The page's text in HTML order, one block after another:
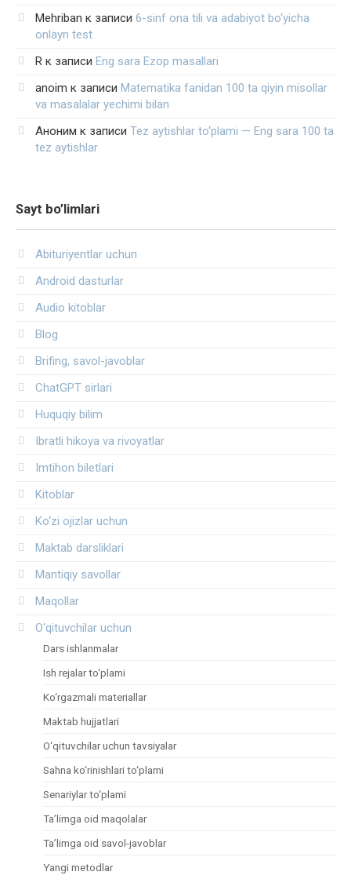
Mehriban к записи 6-sinf ona tili va adabiyot bo‘yicha
onlayn test
R к записи Eng sara Ezop masallari
anoim к записи Matematika fanidan 100 ta qiyin misollar
va masalalar yechimi bilan
Аноним к записи Tez aytishlar to‘plami — Eng sara 100 ta
tez aytishlar
Sayt bo’limlari
Abituriyentlar uchun
Android dasturlar
Audio kitoblar
Blog
Brifing, savol-javoblar
ChatGPT sirlari
Huquqiy bilim
Ibratli hikoya va rivoyatlar
Imtihon biletlari
Kitoblar
Ko‘zi ojizlar uchun
Maktab darsliklari
Mantiqiy savollar
Maqollar
O‘qituvchilar uchun
Dars ishlanmalar
Ish rejalar to‘plami
Ko‘rgazmali materiallar
Maktab hujjatlari
O‘qituvchilar uchun tavsiyalar
Sahna ko‘rinishlari to‘plami
Senariylar to‘plami
Ta’limga oid maqolalar
Ta’limga oid savol-javoblar
Yangi metodlar